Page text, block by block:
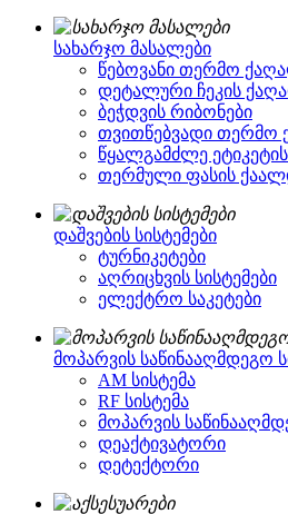
სახარჯო მასალები
წებოვანი თერმო
დეტალური ჩეკის
ბეჭდვის რიბონები
თვითწებვადი
წყალგამძლე
თერმული ფასის
დაშვების სისტემები
ტურნიკეტები
აღრიცხვის სისტემები
ელექტრო საკეტები
მოპარვის საწინააღმდეგო
AM სისტემა
RF სისტემა
მოპარვის
დეაქტივატორი
დეტექტორი